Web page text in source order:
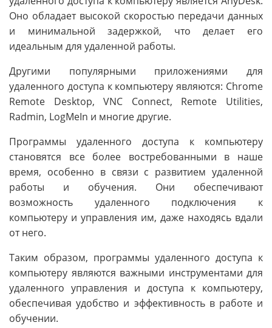
Оно обладает высокой скоростью передачи данных
и минимальной задержкой, что делает его
идеальным для удаленной работы.
Другими популярными приложениями для
удаленного доступа к компьютеру являются: Chrome
Remote Desktop, VNC Connect, Remote Utilities,
Radmin, LogMeIn и многие другие.
Программы удаленного доступа к компьютеру
становятся все более востребованными в наше
время, особенно в связи с развитием удаленной
работы и обучения. Они обеспечивают
возможность удаленного подключения к
компьютеру и управления им, даже находясь вдали
от него.
Таким образом, программы удаленного доступа к
компьютеру являются важными инструментами для
удаленного управления и доступа к компьютеру,
обеспечивая удобство и эффективность в работе и
обучении.